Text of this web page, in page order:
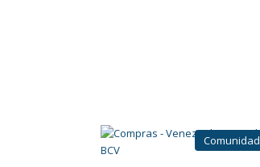
Comunidad